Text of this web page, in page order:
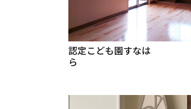
認定こども園すなは
ら